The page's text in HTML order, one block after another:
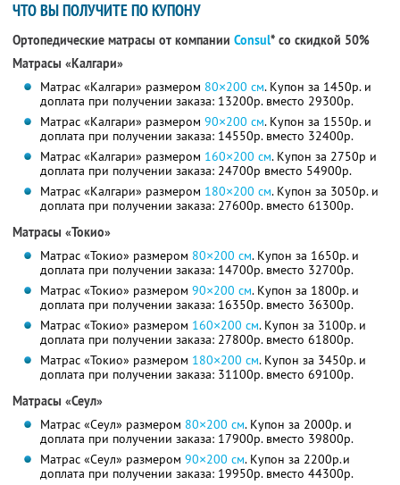
ЧТО ВЫ ПОЛУЧИТЕ ПО КУПОНУ
Ортопедические матрасы от компании Consul* со скидкой 50%
Матрасы «Калгари»
Матрас «Калгари» размером 80×200 см. Купон за 1450р. и
доплата при получении заказа: 13200р. вместо 29300р.
Матрас «Калгари» размером 90×200 см. Купон за 1550р. и
доплата при получении заказа: 14550р. вместо 32400р.
Матрас «Калгари» размером 160×200 см. Купон за 2750р и
доплата при получении заказа: 24700р вместо 54900р.
Матрас «Калгари» размером 180×200 см. Купон за 3050р. и
доплата при получении заказа: 27600р. вместо 61300р.
Матрасы «Токио»
Матрас «Токио» размером 80×200 см. Купон за 1650р. и
доплата при получении заказа: 14700р. вместо 32700р.
Матрас «Токио» размером 90×200 см. Купон за 1800р. и
доплата при получении заказа: 16350р. вместо 36300р.
Матрас «Токио» размером 160×200 см. Купон за 3100р. и
доплата при получении заказа: 27800р. вместо 61800р.
Матрас «Токио» размером 180×200 см. Купон за 3450р. и
доплата при получении заказа: 31100р. вместо 69100р.
Матрасы «Сеул»
Матрас «Сеул» размером 80×200 см. Купон за 2000р. и
доплата при получении заказа: 17900р. вместо 39800р.
Матрас «Сеул» размером 90×200 см. Купон за 2200р.и
доплата при получении заказа: 19950р. вместо 44300р.